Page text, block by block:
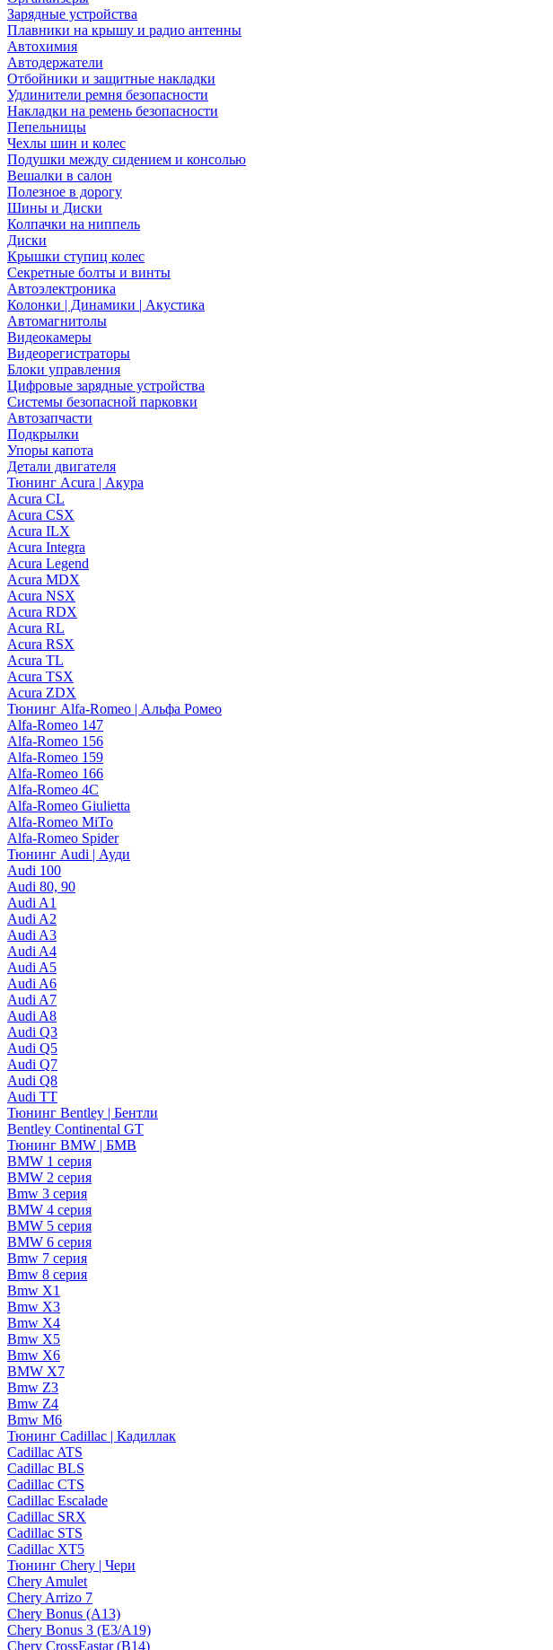
Зарядные устройства
Плавники на крышу и радио антенны
Автохимия
Автодержатели
Отбойники и защитные накладки
Удлинители ремня безопасности
Накладки на ремень безопасности
Пепельницы
Чехлы шин и колес
Подушки между сидением и консолью
Вешалки в салон
Полезное в дорогу
Шины и Диски
Колпачки на ниппель
Диски
Крышки ступиц колес
Секретные болты и винты
Автоэлектроника
Колонки | Динамики | Акустика
Автомагнитолы
Видеокамеры
Видеорегистраторы
Блоки управления
Цифровые зарядные устройства
Системы безопасной парковки
Автозапчасти
Подкрылки
Упоры капота
Детали двигателя
Тюнинг Acura | Акура
Acura CL
Acura CSX
Acura ILX
Acura Integra
Acura Legend
Acura MDX
Acura NSX
Acura RDX
Acura RL
Acura RSX
Acura TL
Acura TSX
Acura ZDX
Тюнинг Alfa-Romeo | Альфа Ромео
Alfa-Romeo 147
Alfa-Romeo 156
Alfa-Romeo 159
Alfa-Romeo 166
Alfa-Romeo 4C
Alfa-Romeo Giulietta
Alfa-Romeo MiTo
Alfa-Romeo Spider
Тюнинг Audi | Ауди
Audi 100
Audi 80, 90
Audi A1
Audi A2
Audi A3
Audi A4
Audi A5
Audi A6
Audi A7
Audi A8
Audi Q3
Audi Q5
Audi Q7
Audi Q8
Audi TT
Тюнинг Bentley | Бентли
Bentley Continental GT
Тюнинг BMW | БМВ
BMW 1 серия
BMW 2 серия
Bmw 3 серия
BMW 4 серия
BMW 5 серия
BMW 6 серия
Bmw 7 серия
Bmw 8 серия
Bmw X1
Bmw X3
Bmw X4
Bmw X5
Bmw X6
BMW X7
Bmw Z3
Bmw Z4
Bmw М6
Тюнинг Cadillac | Кадиллак
Cadillac ATS
Cadillac BLS
Cadillac CTS
Cadillac Escalade
Cadillac SRX
Cadillac STS
Cadillac XT5
Тюнинг Chery | Чери
Chery Amulet
Chery Arrizo 7
Chery Bonus (A13)
Chery Bonus 3 (E3/A19)
Chery CrossEastar (B14)